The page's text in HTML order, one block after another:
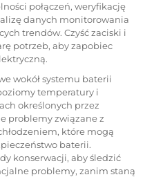
połączeń, weryfikację
danych monitorowania
trendów. Czyść zaciski i
potrzeb, aby zapobiec
wokół systemu baterii
temperatury i
określonych przez
problemy związane z
które mogą
baterii.
konserwacji, aby śledzić
problemy, zanim staną